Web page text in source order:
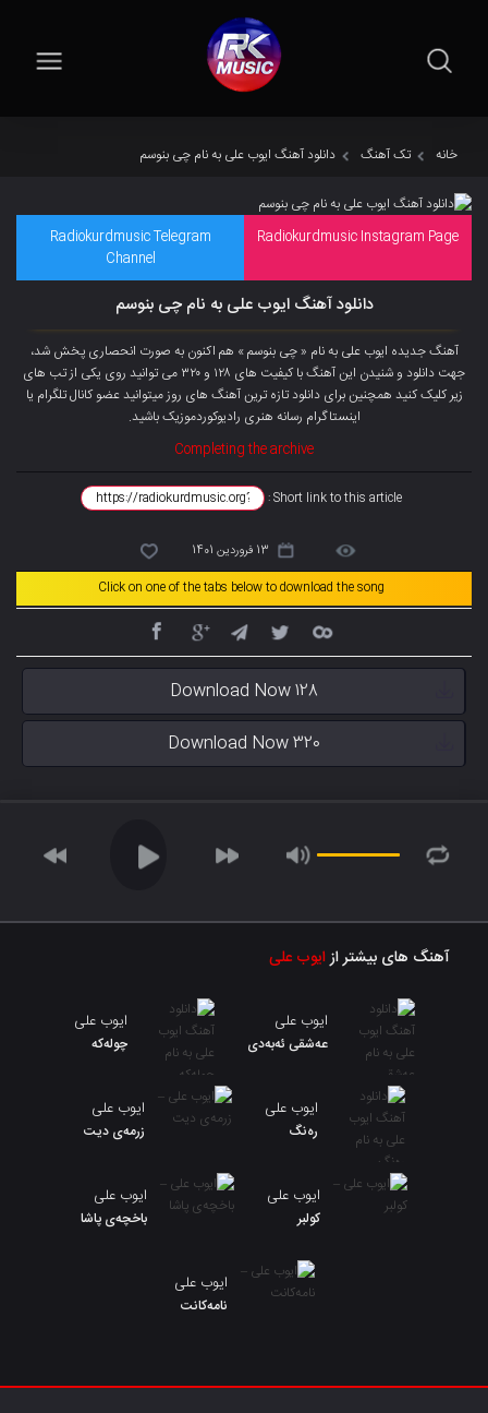
خانه تک آهنگ دانلود آهنگ ایوب علی به نام چی بنوسم
Radiokurdmusic Instagram Page
Radiokurdmusic Telegram
Channel
دانلود آهنگ ایوب علی به نام چی بنوسم
آهنگ جدیده ایوب علی به نام « چی بنوسم » هم اکنون به صورت انحصاری پخش شد،
جهت دانلود و شنیدن این آهنگ با کیفیت های ۱۲۸ و ۳۲۰ می توانید روی یکی از تب های
زیر کلیک کنید همچنین برای دانلود تازه ترین آهنگ های روز میتوانید عضو کانال تلگرام یا
اینستاگرام رسانه هنری رادیوکوردموزیک باشید.
Completing the archive
Short link to this article :
13 فروردین 1401
Click on one of the tabs below to download the song
Download Now 128
Download Now 320
آهنگ های بیشتر ازایوب علی
ایوب علی
عەشقی ئەبەدی
ایوب علی
چولەکە
ایوب علی
رەنگ
ایوب علی
زرمەی دیت
ایوب علی
کولبر
ایوب علی
باخچەی پاشا
ایوب علی
نامەکانت